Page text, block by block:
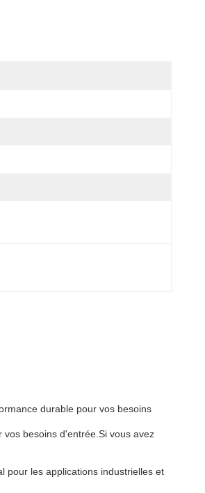
durable pour vos besoins
besoins d'entrée.Si vous avez
pour les applications industrielles et